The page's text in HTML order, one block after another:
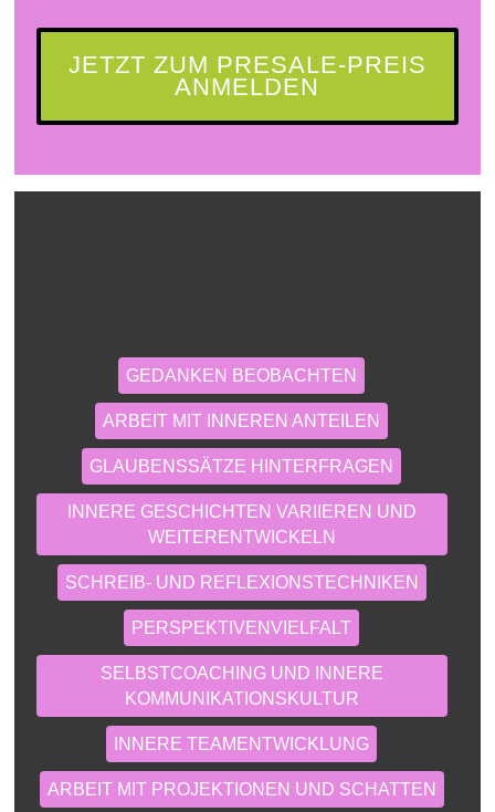
JETZT ZUM PRESALE-PREIS
ANMELDEN
GEDANKEN BEOBACHTEN
ARBEIT MIT INNEREN ANTEILEN
GLAUBENSSÄTZE HINTERFRAGEN
INNERE GESCHICHTEN VARIIEREN UND
WEITERENTWICKELN
SCHREIB- UND REFLEXIONSTECHNIKEN
PERSPEKTIVENVIELFALT
SELBSTCOACHING UND INNERE
KOMMUNIKATIONSKULTUR
INNERE TEAMENTWICKLUNG
ARBEIT MIT PROJEKTIONEN UND SCHATTEN